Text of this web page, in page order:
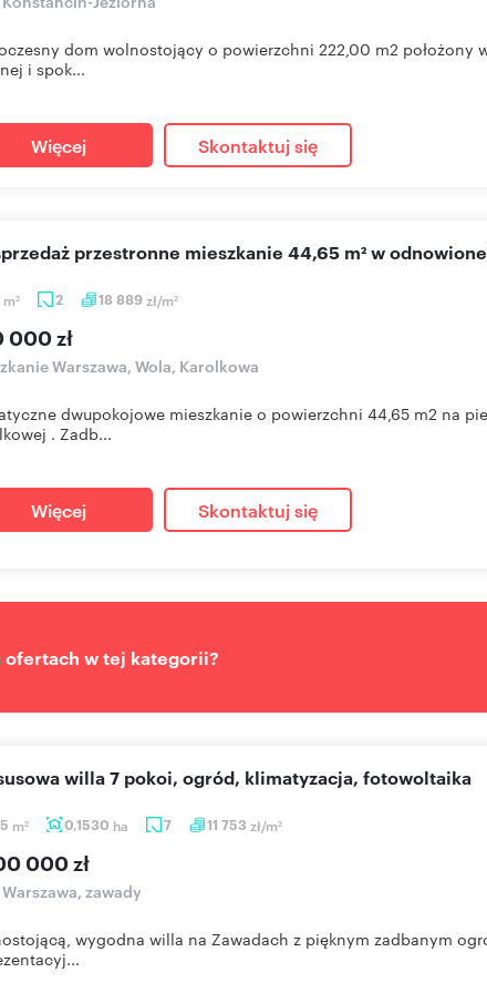
dom wolnostojący o powierzchni 222,00 m2 położony
i spok...
Więcej Skontaktuj się
m2 2 18 889zł/m2
sprzedaż przestronne mieszkanie 44,65 m² w
000 zł
Warszawa, Wola, Karolkowa
dwupokojowe mieszkanie o powierzchni 44,65 m2 na
. Zadb...
Więcej Skontaktuj się
ofertach w tej kategorii?
m2 0,1530 ha 7 11 753 zł/m2
willa 7 pokoi, ogród, klimatyzacja, fotowoltaika
000 zł
zawady
wygodna willa na Zawadach z pięknym zadbanym